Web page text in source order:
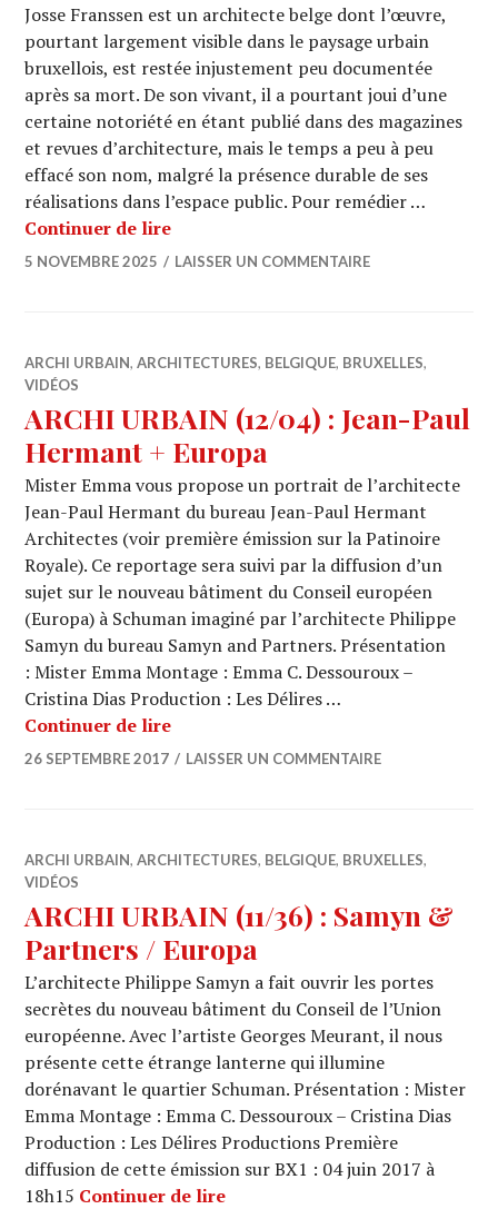
Josse Franssen est un architecte belge dont l’œuvre,
pourtant largement visible dans le paysage urbain
bruxellois, est restée injustement peu documentée
après sa mort. De son vivant, il a pourtant joui d’une
certaine notoriété en étant publié dans des magazines
et revues d’architecture, mais le temps a peu à peu
effacé son nom, malgré la présence durable de ses
réalisations dans l’espace public. Pour remédier …
Continuer de lireJOSSE FRANSSEN : un architecte
5 NOVEMBRE 2025 LAISSER UN COMMENTAIRE
ARCHI URBAIN,ARCHITECTURES, BELGIQUE, BRUXELLES,
VIDÉOS
ARCHI URBAIN (12/04) : Jean-Paul
Hermant + Europa
Mister Emma vous propose un portrait de l’architecte
Jean-Paul Hermant du bureau Jean-Paul Hermant
Architectes (voir première émission sur la Patinoire
Royale). Ce reportage sera suivi par la diffusion d’un
sujet sur le nouveau bâtiment du Conseil européen
(Europa) à Schuman imaginé par l’architecte Philippe
Samyn du bureau Samyn and Partners. Présentation
: Mister Emma Montage : Emma C. Dessouroux –
Cristina Dias Production : Les Délires …
Continuer de lireARCHI URBAIN (12/04) : Jean-Paul
26 SEPTEMBRE 2017 LAISSER UN COMMENTAIRE
ARCHI URBAIN,ARCHITECTURES, BELGIQUE, BRUXELLES,
VIDÉOS
ARCHI URBAIN (11/36) : Samyn &
Partners / Europa
L’architecte Philippe Samyn a fait ouvrir les portes
secrètes du nouveau bâtiment du Conseil de l’Union
européenne. Avec l’artiste Georges Meurant, il nous
présente cette étrange lanterne qui illumine
dorénavant le quartier Schuman. Présentation : Mister
Emma Montage : Emma C. Dessouroux – Cristina Dias
Production : Les Délires Productions Première
diffusion de cette émission sur BX1 : 04 juin 2017 à
18h15 Continuer de lireARCHI URBAIN (11/36) :